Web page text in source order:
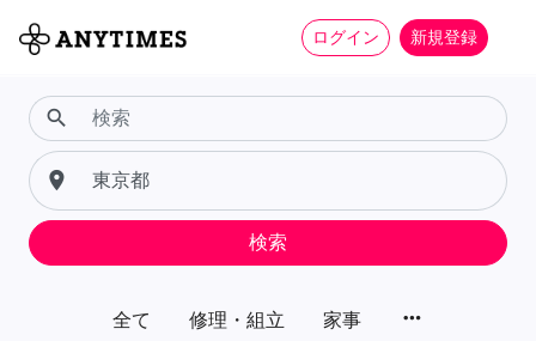
ログイン 新規登録
全て 修理・組立 家事 more_horiz
search
place
検索